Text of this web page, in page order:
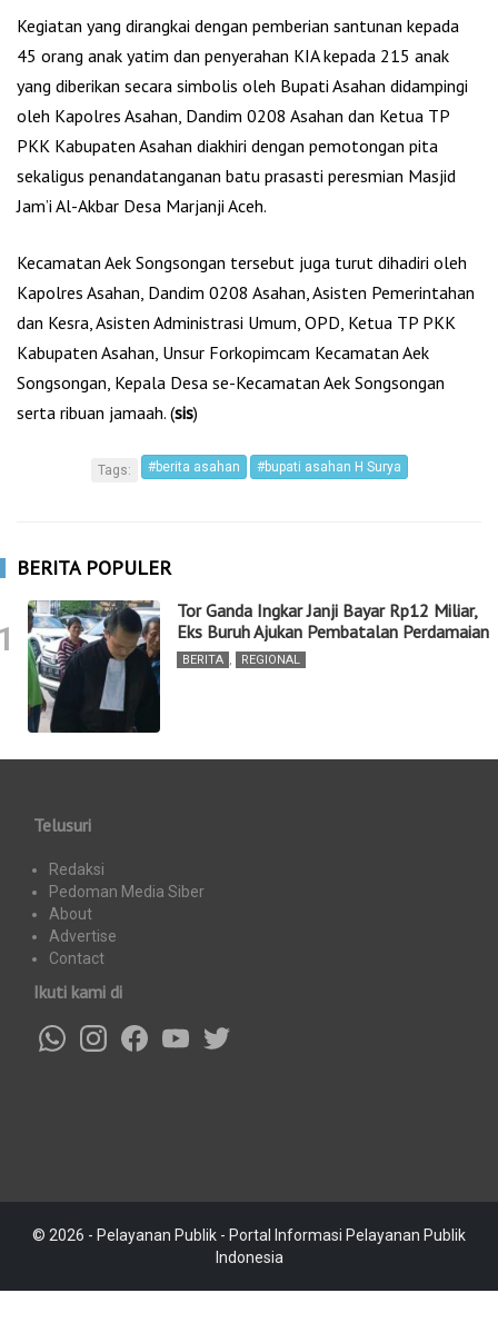
Kegiatan yang dirangkai dengan pemberian santunan kepada
45 orang anak yatim dan penyerahan KIA kepada 215 anak
yang diberikan secara simbolis oleh Bupati Asahan didampingi
oleh Kapolres Asahan, Dandim 0208 Asahan dan Ketua TP
PKK Kabupaten Asahan diakhiri dengan pemotongan pita
sekaligus penandatanganan batu prasasti peresmian Masjid
Jam’i Al-Akbar Desa Marjanji Aceh.
Kecamatan Aek Songsongan tersebut juga turut dihadiri oleh
Kapolres Asahan, Dandim 0208 Asahan, Asisten Pemerintahan
dan Kesra, Asisten Administrasi Umum, OPD, Ketua TP PKK
Kabupaten Asahan, Unsur Forkopimcam Kecamatan Aek
Songsongan, Kepala Desa se-Kecamatan Aek Songsongan
serta ribuan jamaah. (sis)
Tags: #berita asahan #bupati asahan H Surya
BERITA POPULER
Tor Ganda Ingkar Janji Bayar Rp12 Miliar,
Eks Buruh Ajukan Pembatalan Perdamaian
BERITA , REGIONAL
Telusuri
Redaksi
Pedoman Media Siber
About
Advertise
Contact
Ikuti kami di
© 2026 - Pelayanan Publik - Portal Informasi Pelayanan Publik
Indonesia